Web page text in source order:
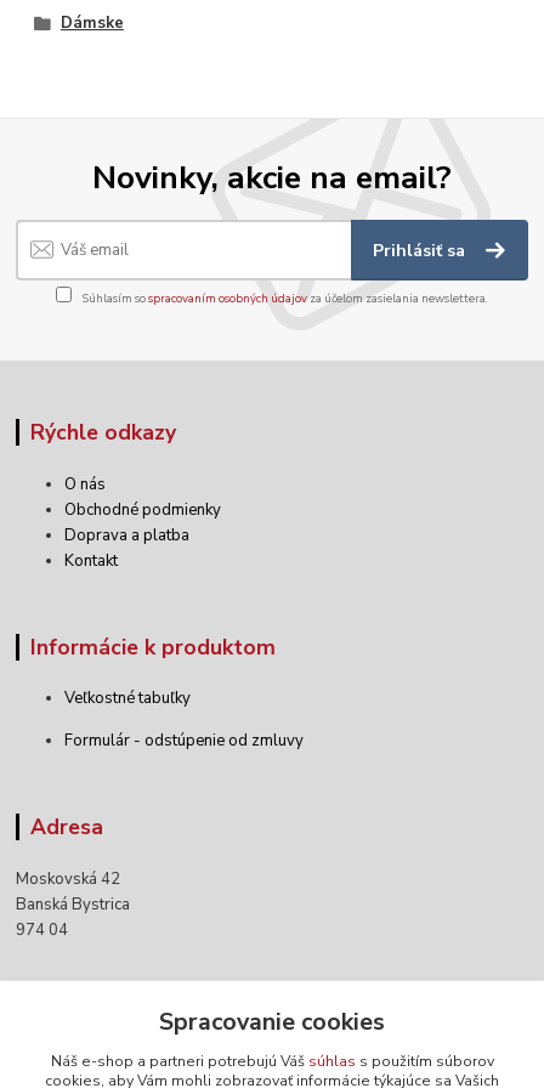
Dámske
Novinky, akcie na email?
Prihlásiť sa
Súhlasím sospracovaním osobných údajov za účelom zasielania newslettera.
Rýchle odkazy
O nás
Obchodné podmienky
Doprava a platba
Kontakt
Informácie k produktom
Veľkostné tabuľky
Formulár - odstúpenie od zmluvy
Adresa
Moskovská 42
Banská Bystrica
974 04
+421 903 152 158
Spracovanie cookies
Náš e-shop a partneri potrebujú Váš súhlas s použitím súborov
cookies, aby Vám mohli zobrazovať informácie týkajúce sa Vašich